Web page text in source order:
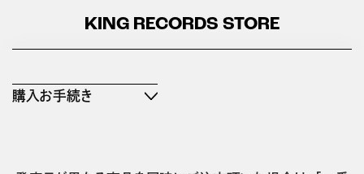
KING RECORDS STORE
購入お手続き